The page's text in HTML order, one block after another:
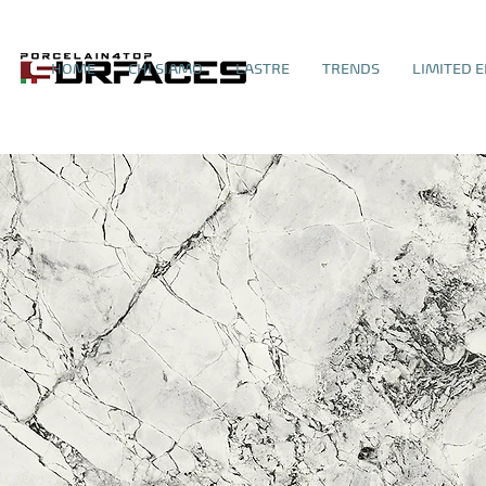
HOME CHI SIAMO LASTRE TRENDS LIMITED